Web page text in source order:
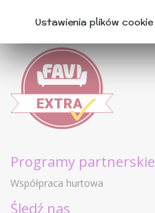
Oceny klientów
Programy partnerskie
Współpraca hurtowa
Śledź nas
Ustawienia plików cookie